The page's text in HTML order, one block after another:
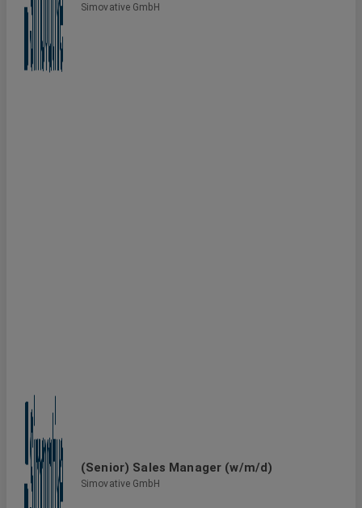
Simovative GmbH
(Senior) Sales Manager (w/m/d)
Simovative GmbH